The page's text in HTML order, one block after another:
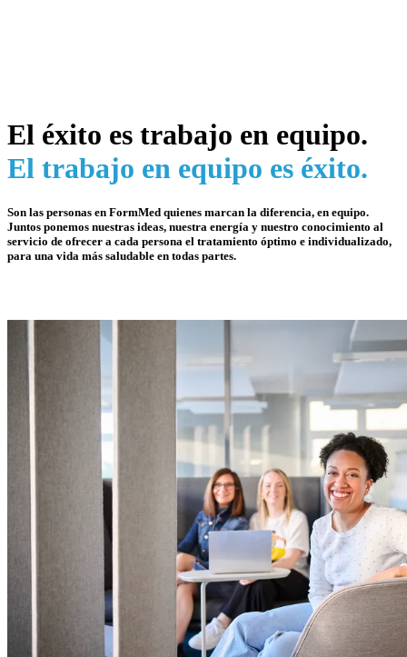
El éxito es trabajo en equipo.
El trabajo en equipo es éxito.
Son las personas en FormMed quienes marcan la diferencia, en equipo.
Juntos ponemos nuestras ideas, nuestra energía y nuestro conocimiento al
servicio de ofrecer a cada persona el tratamiento óptimo e individualizado,
para una vida más saludable en todas partes.